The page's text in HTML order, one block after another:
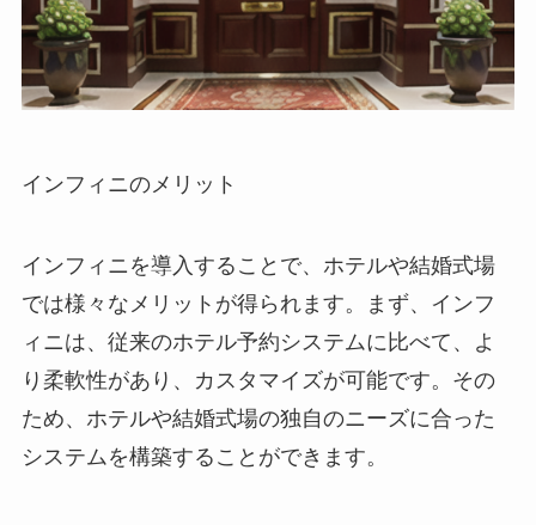
インフィニのメリット
インフィニを導入することで、ホテルや結婚式場
では様々なメリットが得られます。まず、インフ
ィニは、従来のホテル予約システムに比べて、よ
り柔軟性があり、カスタマイズが可能です。その
ため、ホテルや結婚式場の独自のニーズに合った
システムを構築することができます。